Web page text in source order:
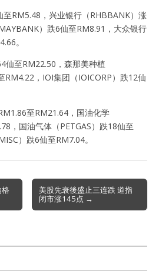
RM5.48，兴业银行（RHBBANK）涨
）跌6仙至RM8.91，大众银行
。
仙至RM22.50，森那美种植
RM4.22，IOI集团（IOICORP）跌12仙
至RM21.64，国油化学
，国油气体（PETGAS）跌18仙至
）跌6仙至RM7.04。
美股先衰後盛止三连跌 道指
闭市涨145点 →